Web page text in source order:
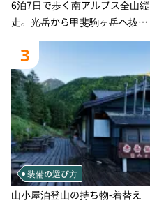
6泊7日で歩く南アルプス全山縦
走。光岳から甲斐駒ヶ岳へ抜け
る登山の記録
3
装備の選び方
山小屋泊登山の持ち物‐着替え